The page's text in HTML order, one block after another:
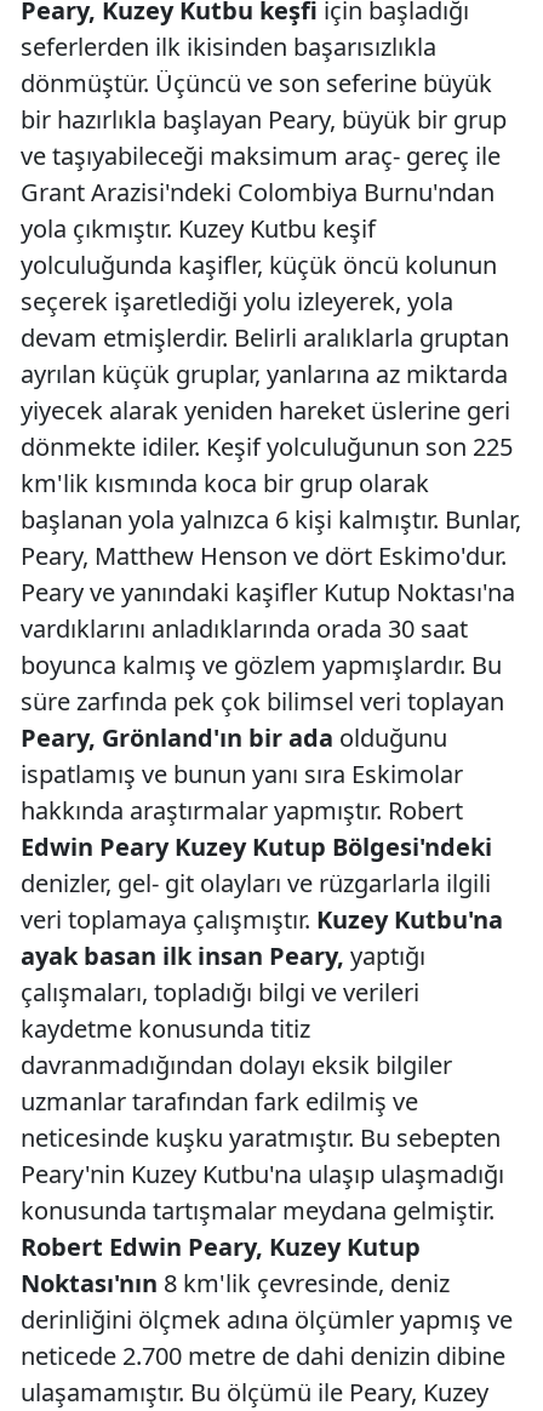
Peary, Kuzey Kutbu keşfi için başladığı
seferlerden ilk ikisinden başarısızlıkla
dönmüştür. Üçüncü ve son seferine büyük
bir hazırlıkla başlayan Peary, büyük bir grup
ve taşıyabileceği maksimum araç- gereç ile
Grant Arazisi'ndeki Colombiya Burnu'ndan
yola çıkmıştır. Kuzey Kutbu keşif
yolculuğunda kaşifler, küçük öncü kolunun
seçerek işaretlediği yolu izleyerek, yola
devam etmişlerdir. Belirli aralıklarla gruptan
ayrılan küçük gruplar, yanlarına az miktarda
yiyecek alarak yeniden hareket üslerine geri
dönmekte idiler. Keşif yolculuğunun son 225
km'lik kısmında koca bir grup olarak
başlanan yola yalnızca 6 kişi kalmıştır. Bunlar,
Peary, Matthew Henson ve dört Eskimo'dur.
Peary ve yanındaki kaşifler Kutup Noktası'na
vardıklarını anladıklarında orada 30 saat
boyunca kalmış ve gözlem yapmışlardır. Bu
süre zarfında pek çok bilimsel veri toplayan
Peary, Grönland'ın bir ada olduğunu
ispatlamış ve bunun yanı sıra Eskimolar
hakkında araştırmalar yapmıştır. Robert
Edwin Peary Kuzey Kutup Bölgesi'ndeki
denizler, gel- git olayları ve rüzgarlarla ilgili
veri toplamaya çalışmıştır. Kuzey Kutbu'na
ayak basan ilk insan Peary, yaptığı
çalışmaları, topladığı bilgi ve verileri
kaydetme konusunda titiz
davranmadığından dolayı eksik bilgiler
uzmanlar tarafından fark edilmiş ve
neticesinde kuşku yaratmıştır. Bu sebepten
Peary'nin Kuzey Kutbu'na ulaşıp ulaşmadığı
konusunda tartışmalar meydana gelmiştir.
Robert Edwin Peary, Kuzey Kutup
Noktası'nın 8 km'lik çevresinde, deniz
derinliğini ölçmek adına ölçümler yapmış ve
neticede 2.700 metre de dahi denizin dibine
ulaşamamıştır. Bu ölçümü ile Peary, Kuzey